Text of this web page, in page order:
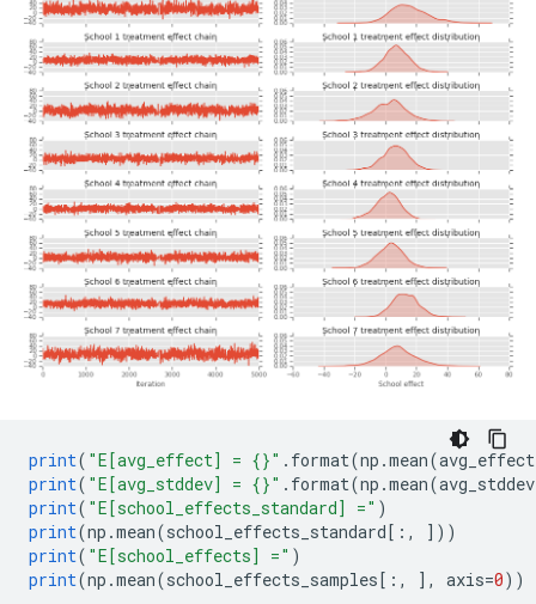
print( "E[avg_effect] = {}" . format(np .mean(avg_effect
print( "E[avg_stddev] = {}" . format(np .mean(avg_stddev
print( "E[school_effects_standard] =" )
print(np .mean(school_effects_standard [:,
]))
print( "E[school_effects] =" )
print(np .mean(school_effects_samples [:, ], axis=0))